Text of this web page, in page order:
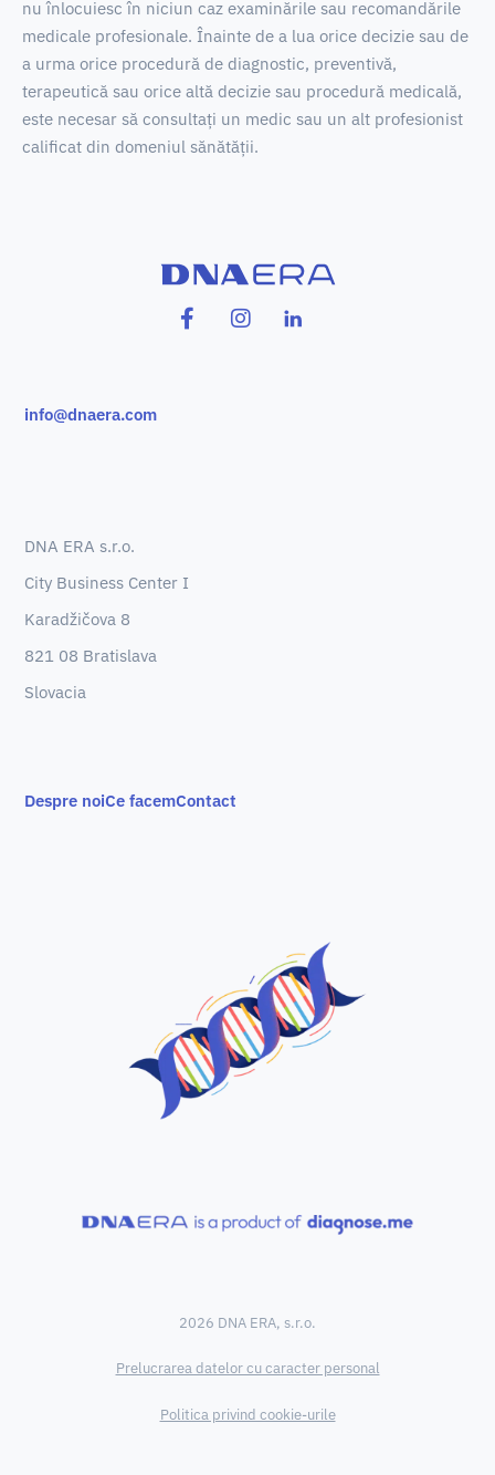
nu înlocuiesc în niciun caz examinările sau recomandările
medicale profesionale. Înainte de a lua orice decizie sau de
a urma orice procedură de diagnostic, preventivă,
terapeutică sau orice altă decizie sau procedură medicală,
este necesar să consultați un medic sau un alt profesionist
calificat din domeniul sănătății.
info@dnaera.com
DNA ERA s.r.o.
City Business Center I
Karadžičova 8
821 08 Bratislava
Slovacia
Despre noiCe facemContact
2026 DNA ERA, s.r.o.
Prelucrarea datelor cu caracter personal
Politica privind cookie-urile